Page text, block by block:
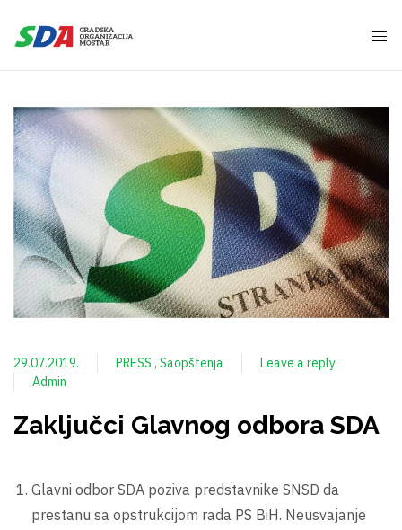
29.07.2019. PRESS Saopštenja
Leave a reply
Admin
Zaključci Glavnog odbora SDA
Glavni odbor SDA poziva predstavnike SNSD da
prestanu sa opstrukcijom rada PS BiH. Neusvajanje